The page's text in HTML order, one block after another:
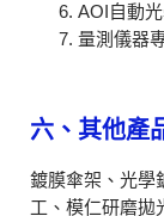
AOI自動
量測儀器
六、其他產
鍍膜傘架、光學
工、模仁研磨拋